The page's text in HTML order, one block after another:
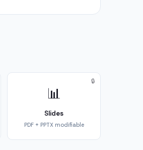
📊
Slides
PDF + PPTX modifiable
🔒